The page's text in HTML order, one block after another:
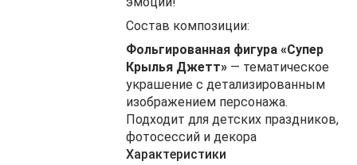
Состав композиции:
Фольгированная фигура «Супер
Крылья Джетт» — тематическое
украшение с детализированным
изображением персонажа.
Подходит для детских праздников,
фотосессий и декора
Характеристики